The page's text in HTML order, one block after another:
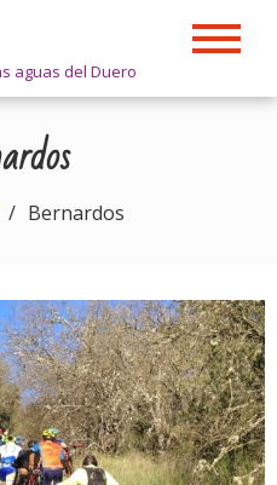
aguas del Duero
Bernardos